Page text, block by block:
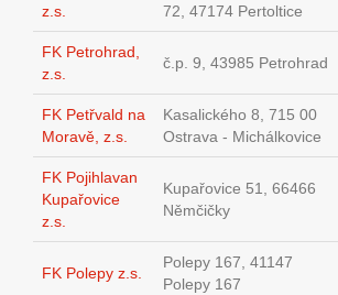
z.s.
72, 47174 Pertoltice
FK Petrohrad,
z.s.
č.p. 9, 43985 Petrohrad
FK Petřvald na
Moravě, z.s.
Kasalického 8, 715 00
Ostrava - Michálkovice
FK Pojihlavan
Kupařovice
z.s.
Kupařovice 51, 66466
Němčičky
FK Polepy z.s.
Polepy 167, 41147
Polepy 167